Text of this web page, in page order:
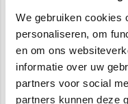
We gebruiken cookies
personaliseren, om
en om ons
informatie over uw
partners voor social
partners kunnen deze
Specificaties
Artikelnummer:
EAN:
Gewicht in KG: